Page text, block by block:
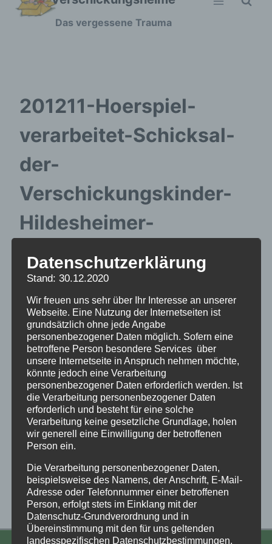
Zum
Das vergessene Trauma
201211-Hoerspiel-
verarbeitet-Schicksal-
der-
Verschickungskinder-
Hildesheimer-
Allgemeine-Zeitung.pdf
Datenschutzerklärung
Stand: 30.12.2020
Wir freuen uns sehr über Ihr Interesse an unserer
Webseite. Eine Nutzung der Internetseiten ist
grundsätzlich ohne jede Angabe
personenbezogener Daten möglich. Sofern eine
betroffene Person besondere Services über
unsere Internetseite in Anspruch nehmen möchte,
könnte jedoch eine Verarbeitung
personenbezogener Daten erforderlich werden. Ist
die Verarbeitung personenbezogener Daten
erforderlich und besteht für eine solche
Verarbeitung keine gesetzliche Grundlage, holen
wir generell eine Einwilligung der betroffenen
Person ein.
Die Verarbeitung personenbezogener Daten,
beispielsweise des Namens, der Anschrift, E-Mail-
Adresse oder Telefonnummer einer betroffenen
Person, erfolgt stets im Einklang mit der
Datenschutz-Grundverordnung und in
Übereinstimmung mit den für uns geltenden
landesspezifischen Datenschutzbestimmungen.